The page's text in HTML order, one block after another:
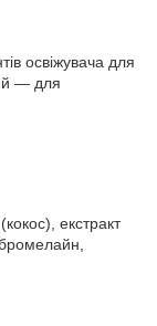
освіжувача для
— для
екстракт